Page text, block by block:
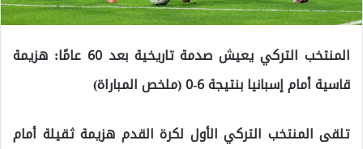
المنتخب التركي يعيش صدمة تاريخية بعد 60 عامًا: هزيمة
قاسية أمام إسبانيا بنتيجة 6-0 (ملخص المباراة)
تلقى المنتخب التركي الأول لكرة القدم هزيمة ثقيلة أمام